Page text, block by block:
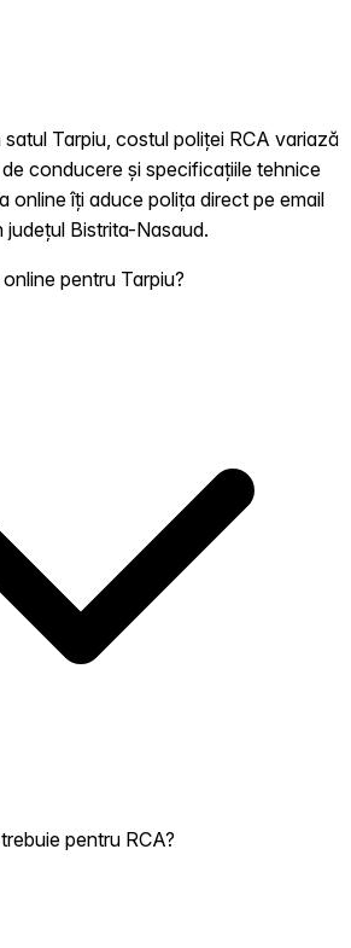
Tarpiu, costul poliței RCA variază
conducere și specificațiile tehnice
online îți aduce polița direct pe email
județul Bistrita-Nasaud.
pentru Tarpiu?
pentru RCA?